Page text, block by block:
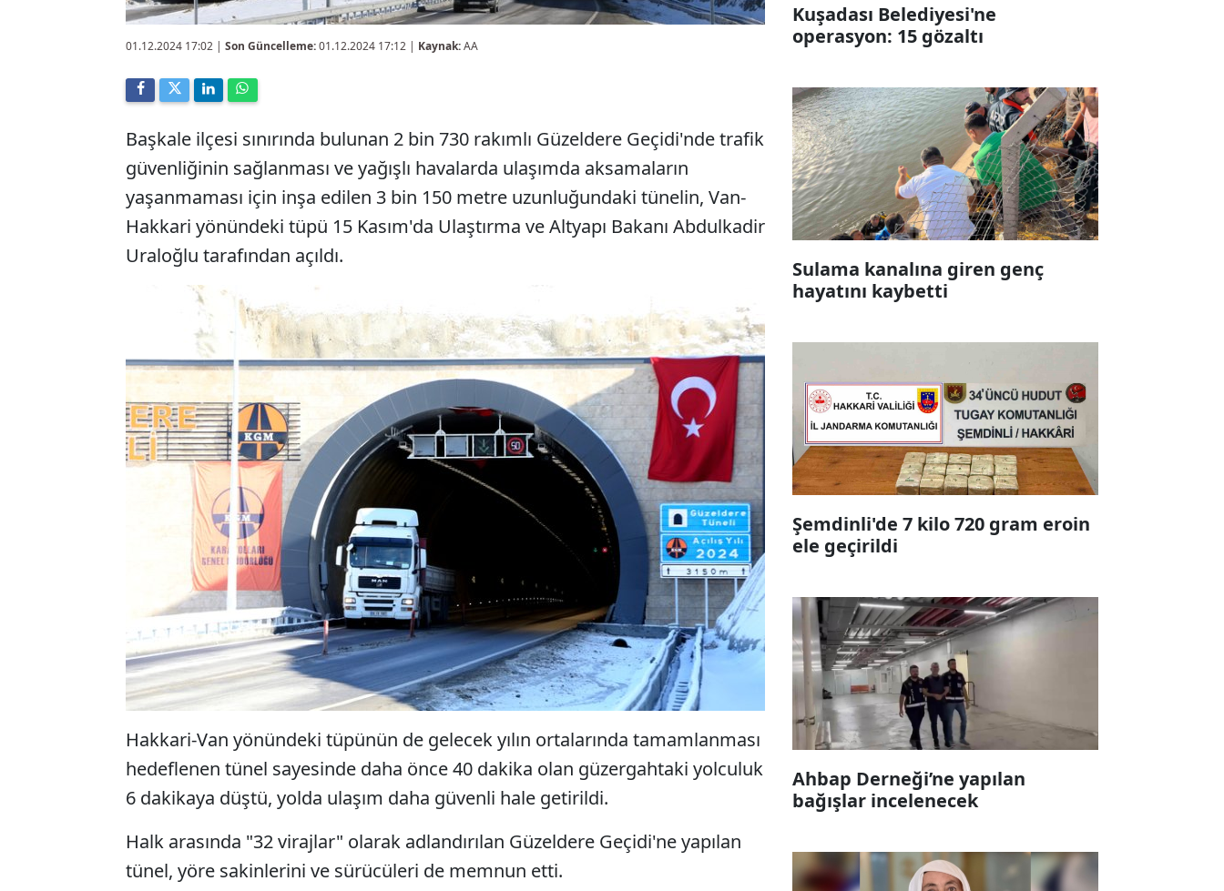
01.12.2024 17:02 | Son Güncelleme:01.12.2024 17:12 | Kaynak:AA
Başkale ilçesi sınırında bulunan 2 bin 730 rakımlı Güzeldere Geçidi'nde trafik
güvenliğinin sağlanması ve yağışlı havalarda ulaşımda aksamaların
yaşanmaması için inşa edilen 3 bin 150 metre uzunluğundaki tünelin, Van-
Hakkari yönündeki tüpü 15 Kasım'da Ulaştırma ve Altyapı Bakanı Abdulkadir
Uraloğlu tarafından açıldı.
Hakkari-Van yönündeki tüpünün de gelecek yılın ortalarında tamamlanması
hedeflenen tünel sayesinde daha önce 40 dakika olan güzergahtaki yolculuk
6 dakikaya düştü, yolda ulaşım daha güvenli hale getirildi.
Halk arasında "32 virajlar" olarak adlandırılan Güzeldere Geçidi'ne yapılan
tünel, yöre sakinlerini ve sürücüleri de memnun etti.
Kuşadası Belediyesi'ne
operasyon: 15 gözaltı
Sulama kanalına giren genç
hayatını kaybetti
Şemdinli'de 7 kilo 720 gram eroin
ele geçirildi
Ahbap Derneği’ne yapılan
bağışlar incelenecek